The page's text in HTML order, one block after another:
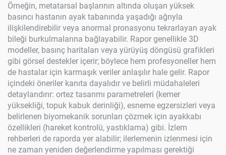
Örneğin, metatarsal başlarının altında oluşan yüksek
basıncı hastanın ayak tabanında yaşadığı ağrıyla
ilişkilendirebilir veya anormal pronasyonu tekrarlayan ayak
bileği burkulmalarına bağlayabilir. Rapor genellikle 3D
modeller, basınç haritaları veya yürüyüş döngüsü grafikleri
gibi görsel destekler içerir; böylece hem profesyoneller hem
de hastalar için karmaşık veriler anlaşılır hale gelir. Rapor
içindeki öneriler kanıta dayalıdır ve belirli müdahaleleri
detaylandırır: ortez tasarımı parametreleri (kemer
yüksekliği, topuk kabuk derinliği), esneme egzersizleri veya
belirlenen biyomekanik sorunları çözmek için ayakkabı
özellikleri (hareket kontrolü, yastıklama) gibi. İzlem
rehberleri de raporda yer alabilir; ilerlemenin izlenmesi için
ne zaman yeniden değerlendirme yapılması gerektiği